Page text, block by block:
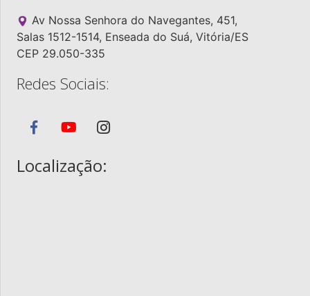
Av Nossa Senhora do Navegantes, 451,
Salas 1512-1514, Enseada do Suá, Vitória/ES
CEP 29.050-335
Redes Sociais:
Localização: